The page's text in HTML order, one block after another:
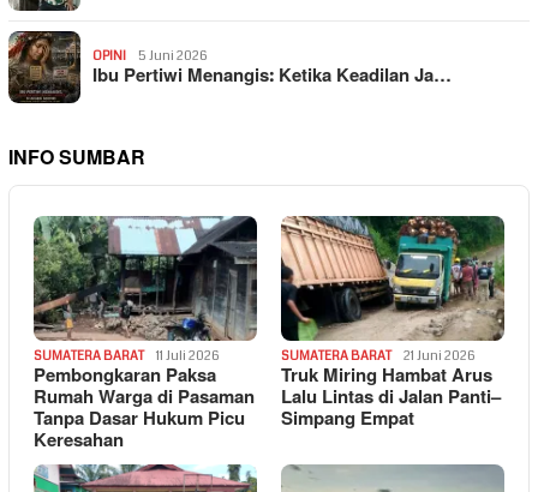
OPINI 5 Juni 2026
Ibu Pertiwi Menangis: Ketika Keadilan Ja…
INFO SUMBAR
SUMATERA BARAT 11 Juli 2026
Pembongkaran Paksa
Rumah Warga di Pasaman
Tanpa Dasar Hukum Picu
Keresahan
SUMATERA BARAT 21 Juni 2026
Truk Miring Hambat Arus
Lalu Lintas di Jalan Panti–
Simpang Empat